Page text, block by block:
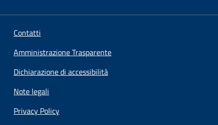
Contatti
Amministrazione Trasparente
Dichiarazione di accessibilità
Note legali
Privacy Policy